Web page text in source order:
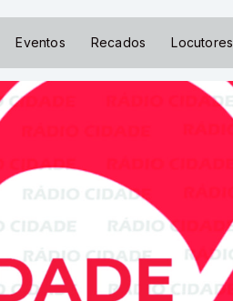
Eventos Recados Locutores